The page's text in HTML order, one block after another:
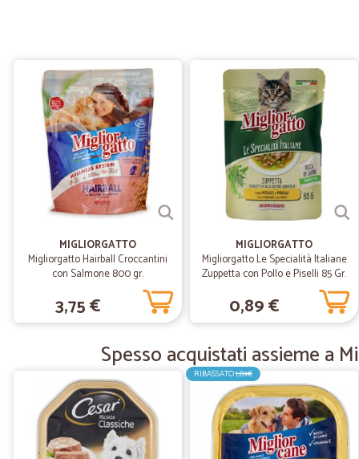
MIGLIORGATTO
Migliorgatto Hairball Croccantini
con Salmone 800 gr.
3,75 €
MIGLIORGATTO
Migliorgatto Le Specialità Italiane
Zuppetta con Pollo e Piselli 85 Gr.
0,89 €
Spesso acquistati assieme a
RIBASSATO1,89€